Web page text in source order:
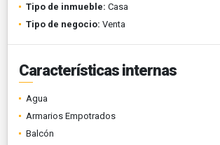
Tipo de inmueble: Casa
Tipo de negocio: Venta
Características internas
Agua
Armarios Empotrados
Balcón